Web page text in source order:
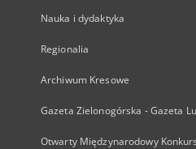
Nauka i dydaktyka
Regionalia
Archiwum Kresowe
Gazeta Zielonogórska - Gazeta
Otwarty Międzynarodowy